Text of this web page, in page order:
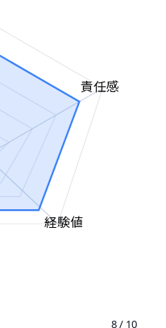
責任感
経験値
8 / 10